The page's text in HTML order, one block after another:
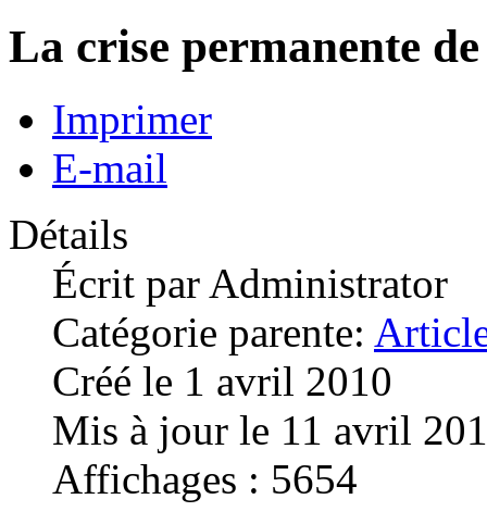
La crise permanente
Imprimer
E-mail
Détails
Écrit par Administrator
Catégorie parente:
Créé le 1 avril 2010
Mis à jour le 11 avril
Affichages : 5654